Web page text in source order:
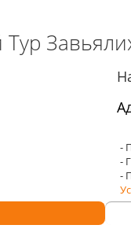
-
-
-